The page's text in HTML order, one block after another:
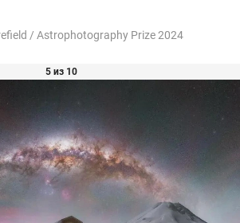
/ Astrophotography Prize 2024
5 из 10